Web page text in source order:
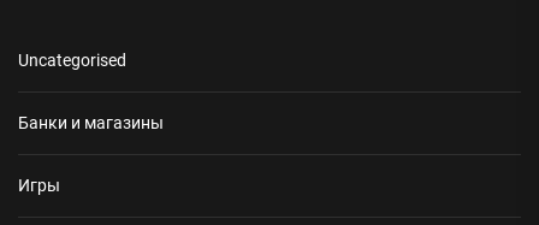
Uncategorised
Банки и магазины
Игры